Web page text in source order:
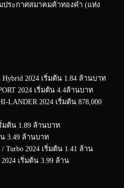
ประกาศสมาคมค้าทองคำ (แห่ง
Hybrid 2024 เริ่มต้น 1.84 ล้านบาท
2024 เริ่มต้น 4.4ล้านบาท
LANDER 2024 เริ่มต้น 878,000
มต้น 1.89 ล้านบาท
3.49 ล้านบาท
Turbo 2024 เริ่มต้น 1.41 ล้าน
เริ่มต้น 3.99 ล้าน